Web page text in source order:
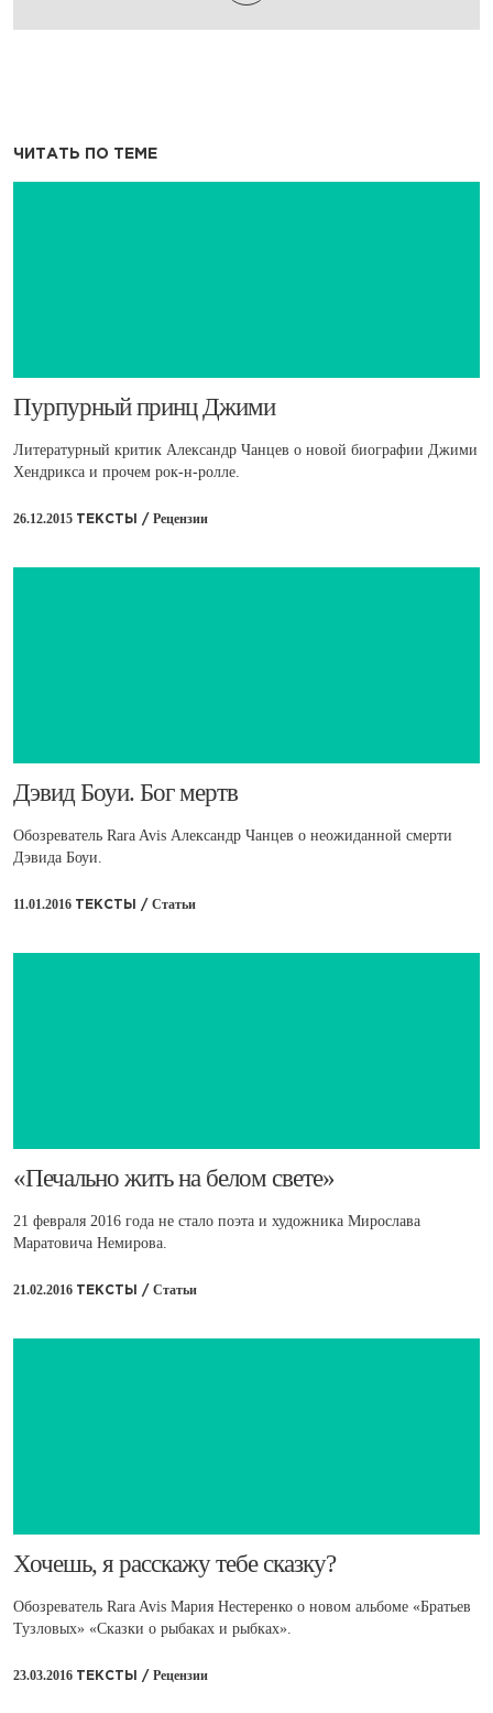
ЧИТАТЬ ПО ТЕМЕ
Пурпурный принц Джими
Литературный критик Александр Чанцев о новой биографии Джими
Хендрикса и прочем рок-н-ролле.
26.12.2015 ТЕКСТЫ / Рецензии
Дэвид Боуи. Бог мертв
Обозреватель Rara Avis Александр Чанцев о неожиданной смерти
Дэвида Боуи.
11.01.2016 ТЕКСТЫ / Статьи
​«Печально жить на белом свете»
21 февраля 2016 года не стало поэта и художника Мирослава
Маратовича Немирова.
21.02.2016 ТЕКСТЫ / Статьи
​Хочешь, я расскажу тебе сказку?
Обозреватель Rara Avis Мария Нестеренко о новом альбоме «Братьев
Тузловых» «Сказки о рыбаках и рыбках».
23.03.2016 ТЕКСТЫ / Рецензии